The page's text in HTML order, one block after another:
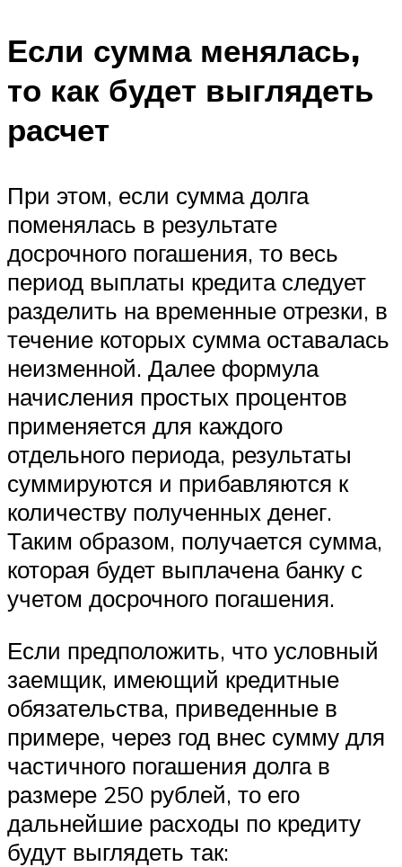
Если сумма менялась,
то как будет выглядеть
расчет
При этом, если сумма долга
поменялась в результате
досрочного погашения, то весь
период выплаты кредита следует
разделить на временные отрезки, в
течение которых сумма оставалась
неизменной. Далее формула
начисления простых процентов
применяется для каждого
отдельного периода, результаты
суммируются и прибавляются к
количеству полученных денег.
Таким образом, получается сумма,
которая будет выплачена банку с
учетом досрочного погашения.
Если предположить, что условный
заемщик, имеющий кредитные
обязательства, приведенные в
примере, через год внес сумму для
частичного погашения долга в
размере 250 рублей, то его
дальнейшие расходы по кредиту
будут выглядеть так: